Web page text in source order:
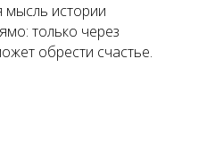
мысль истории
только через
обрести счастье.